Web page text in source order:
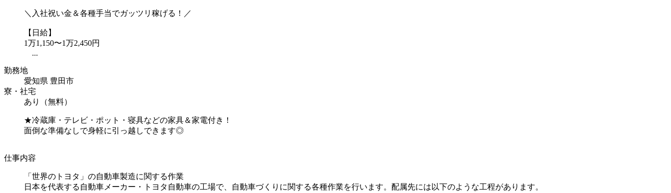
＼入社祝い金＆各種手当でガッツリ稼げる！／
【日給】
1万1,150〜1万2,450円
...
勤務地
愛知県 豊田市
寮・社宅
あり（無料）
★冷蔵庫・テレビ・ポット・寝具などの家具＆家電付き！
面倒な準備なしで身軽に引っ越しできます◎
仕事内容
「世界のトヨタ」の自動車製造に関する作業
日本を代表する自動車メーカー・トヨタ自動車の工場で、自動車づくりに関する各種作業を行います。配属先には以下のような工程があります。